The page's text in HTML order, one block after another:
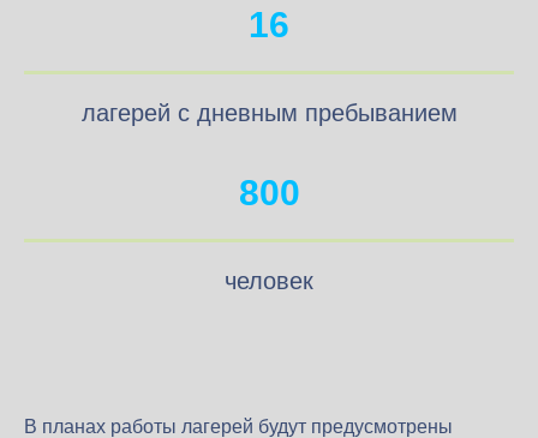
16
лагерей с дневным пребыванием
800
человек
В планах работы лагерей будут предусмотрены